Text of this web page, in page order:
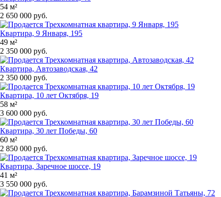
54 м²
2 650 000 руб.
Квартира, 9 Января, 195
49 м²
2 350 000 руб.
Квартира, Автозаводская, 42
2 350 000 руб.
Квартира, 10 лет Октября, 19
58 м²
3 600 000 руб.
Квартира, 30 лет Победы, 60
60 м²
2 850 000 руб.
Квартира, Заречное шоссе, 19
41 м²
3 550 000 руб.